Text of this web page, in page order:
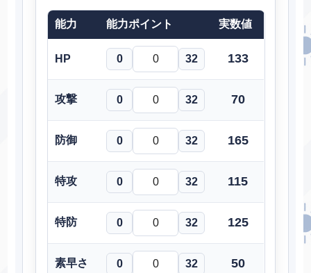
能力 能力ポイント 実数値
HP 0 32 133
攻撃 0 32 70
防御 0 32 165
特攻 0 32 115
特防 0 32 125
素早さ 0 32 50